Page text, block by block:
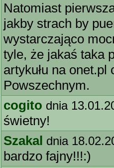
Natomiast
jakby strach by
wystarczająco
tyle, że jakaś taka
artykułu na
Powszechnym.
cogito dnia
świetny!
Szakal dnia
bardzo fajny!!!:)